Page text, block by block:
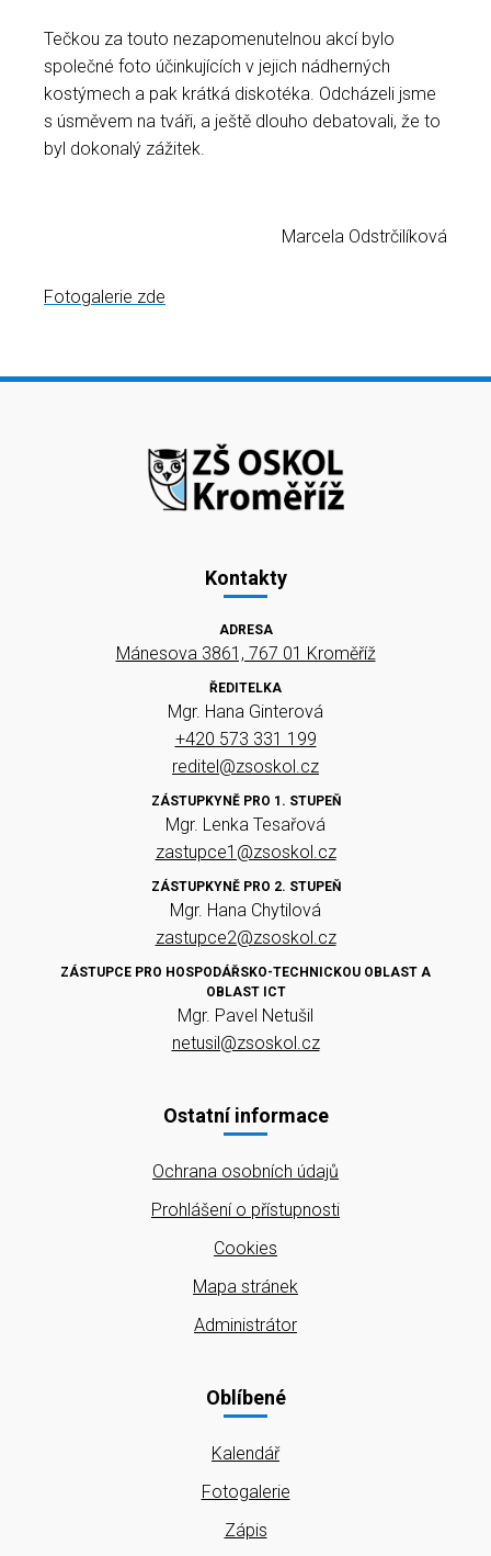
Tečkou za touto nezapomenutelnou akcí bylo
společné foto účinkujících v jejich nádherných
kostýmech a pak krátká diskotéka. Odcházeli jsme
s úsměvem na tváři, a ještě dlouho debatovali, že to
byl dokonalý zážitek.
Marcela Odstrčilíková
Fotogalerie zde
Kontakty
ADRESA
Mánesova 3861, 767 01 Kroměříž
ŘEDITELKA
Mgr. Hana Ginterová
+420 573 331 199
reditel@zsoskol.cz
ZÁSTUPKYNĚ PRO 1. STUPEŇ
Mgr. Lenka Tesařová
zastupce1@zsoskol.cz
ZÁSTUPKYNĚ PRO 2. STUPEŇ
Mgr. Hana Chytilová
zastupce2@zsoskol.cz
ZÁSTUPCE PRO HOSPODÁŘSKO-TECHNICKOU OBLAST A
OBLAST ICT
Mgr. Pavel Netušil
netusil@zsoskol.cz
Ostatní informace
Ochrana osobních údajů
Prohlášení o přístupnosti
Cookies
Mapa stránek
Administrátor
Oblíbené
Kalendář
Fotogalerie
Zápis